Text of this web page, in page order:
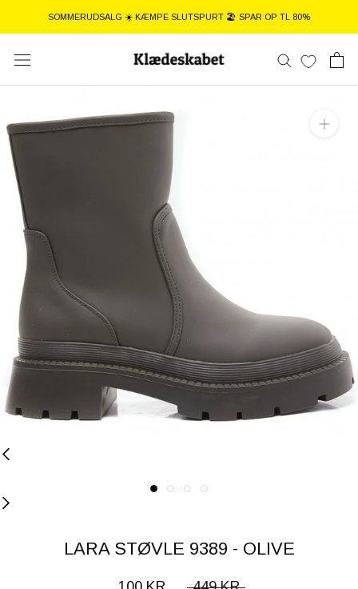
SOMMERUDSALG ☀️ KÆMPE SLUTSPURT 🏖️ SPAR OP TL 80%
LARA STØVLE 9389 - OLIVE